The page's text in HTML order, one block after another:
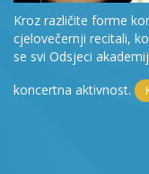
Kroz različite forme
cjelovečernji recitali,
se svi Odsjeci
koncertna aktivnost.